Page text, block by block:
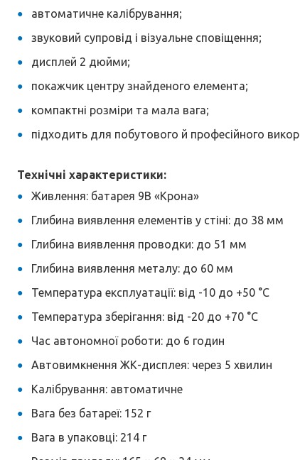
автоматичне калібрування;
звуковий супровід і візуальне сповіщення;
дисплей 2 дюйми;
покажчик центру знайденого елемента;
компактні розміри та мала вага;
підходить для побутового й професійного
Технічні характеристики:
Живлення: батарея 9В «Крона»
Глибина виявлення елементів у стіні: до 38 мм
Глибина виявлення проводки: до 51 мм
Глибина виявлення металу: до 60 мм
Температура експлуатації: від -10 до +50 °C
Температура зберігання: від -20 до +70 °C
Час автономної роботи: до 6 годин
Автовимкнення ЖК-дисплея: через 5 хвилин
Калібрування: автоматичне
Вага без батареї: 152 г
Вага в упаковці: 214 г